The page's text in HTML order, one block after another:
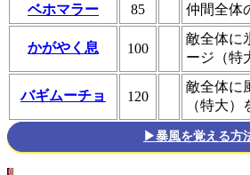
ベホマラー
85 仲間全体
かがやく息 100
敵全体に
ージ（特
バギムーチョ 120
敵全体に
（特大）
▶暴風を覚える方